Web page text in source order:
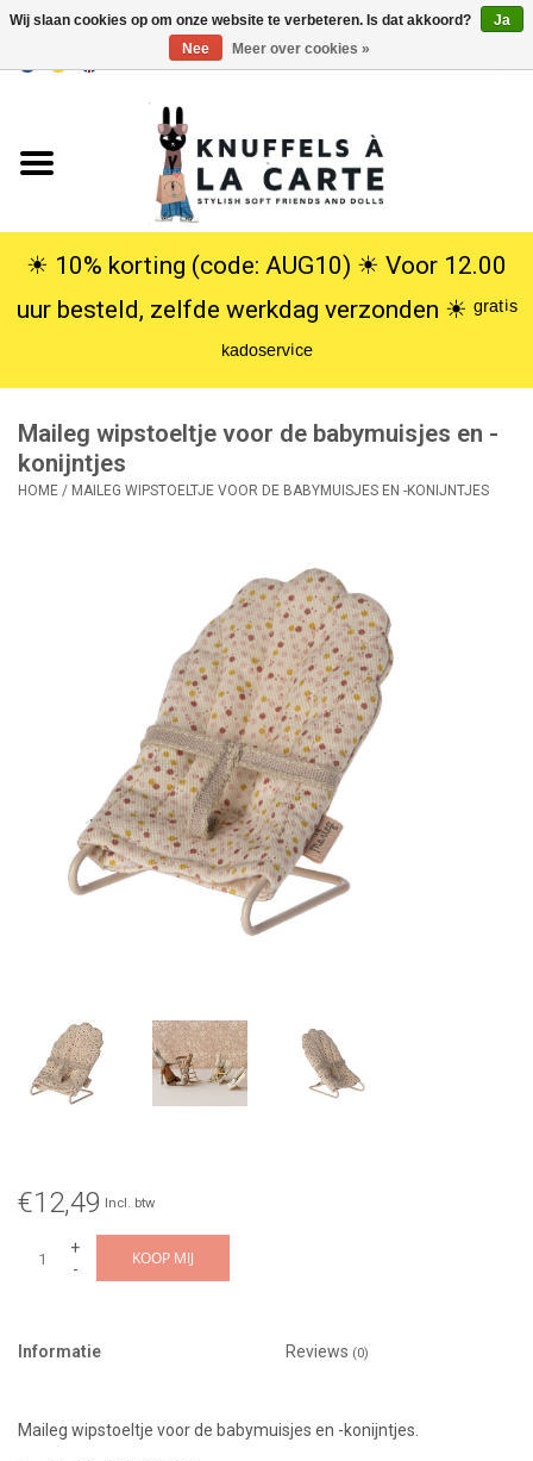
USD
Knuffels
Poppen
SALE
Cadeauservice
☀︎ 10% korting (code: AUG10) ☀︎ Voor 12.00
uur besteld, zelfde werkdag verzonden ☀︎ ᵍʳᵃᵗⁱˢ
ᵏᵃᵈᵒˢᵉʳᵛⁱᶜᵉ
Maileg wipstoeltje voor de babymuisjes en -
konijntjes
HOME / MAILEG WIPSTOELTJE VOOR DE BABYMUISJES EN -KONIJNTJES
€12,49 Incl. btw
+
-
KOOP MIJ
Informatie Reviews (0)
Maileg wipstoeltje voor de babymuisjes en -konijntjes.
Wij slaan cookies op om onze website te verbeteren. Is dat akkoord?
Ja
Nee
Meer over cookies »